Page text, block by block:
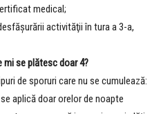
medical;
activităţii în tura a 3-a,
mi se plătesc doar 4?
de sporuri care nu se cumulează:
aplică doar orelor de noapte